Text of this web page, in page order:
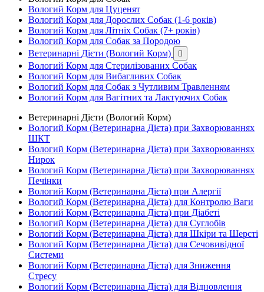
Вологий Корм для Цуценят
Вологий Корм для Дорослих Собак (1-6 років)
Вологий Корм для Літніх Собак (7+ років)
Вологий Корм для Собак за Породою
Ветеринарні Дієти (Вологий Корм)

Вологий Корм для Стерилізованих Собак
Вологий Корм для Вибагливих Собак
Вологий Корм для Собак з Чутливим Травленням
Вологий Корм для Вагітних та Лактуючих Собак
Ветеринарні Дієти (Вологий Корм)
Вологий Корм (Ветеринарна Дієта) при Захворюваннях
ШКТ
Вологий Корм (Ветеринарна Дієта) при Захворюваннях
Нирок
Вологий Корм (Ветеринарна Дієта) при Захворюваннях
Печінки
Вологий Корм (Ветеринарна Дієта) при Алергії
Вологий Корм (Ветеринарна Дієта) для Контролю Ваги
Вологий Корм (Ветеринарна Дієта) при Діабеті
Вологий Корм (Ветеринарна Дієта) для Суглобів
Вологий Корм (Ветеринарна Дієта) для Шкіри та Шерсті
Вологий Корм (Ветеринарна Дієта) для Сечовивідної
Системи
Вологий Корм (Ветеринарна Дієта) для Зниження
Стресу
Вологий Корм (Ветеринарна Дієта) для Відновлення